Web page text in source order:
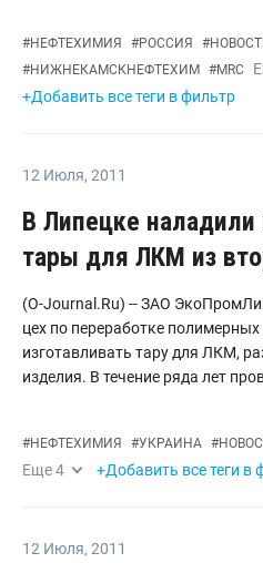
#НЕФТЕХИМИЯ #РОССИЯ #
#НИЖНЕКАМСКНЕФТЕХИМ #MRC
+Добавить все теги в фильтр
12 Июля, 2011
В Липецке наладили
тары для ЛКМ из
(O-Journal.Ru) -- ЗАО
цех по переработке
изготавливать тару для ЛКМ,
изделия. В течение ряда лет
#НЕФТЕХИМИЯ #УКРАИНА #
Еще4 +Добавить все теги в
12 Июля, 2011